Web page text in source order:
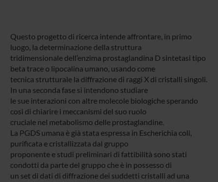
Questo progetto di ricerca intende affrontare, in primo
luogo, la determinazione della struttura
tridimensionale dell’enzima prostaglandina D sintetasi tipo
beta trace o lipocalina umano, usando come
tecnica strutturale la diffrazione di raggi X di cristalli singoli.
In una seconda fase si intendono studiare
le sue interazioni con altre molecole biologiche sperando
così di chiarire i meccanismi del suo ruolo
cruciale nel metabolismo delle prostaglandine.
La PGDS umana è già stata espressa in Escherichia coli,
purificata e cristallizzata dal gruppo
proponente e studi preliminari di fattibilità sono stati
condotti da parte del gruppo che è in possesso di
un set di dati di diffrazione dei suddetti cristalli ad una